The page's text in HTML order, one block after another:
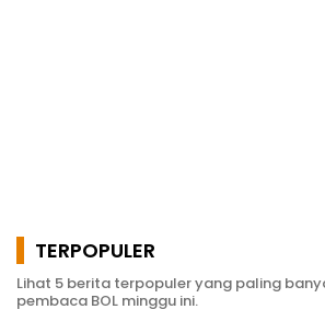
TERPOPULER
Lihat 5 berita terpopuler yang paling
pembaca BOL minggu ini.